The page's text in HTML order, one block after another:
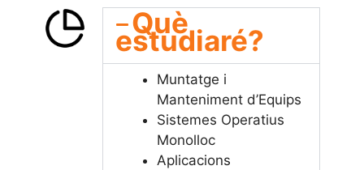
Què
estudiaré?
Muntatge i
Manteniment d’Equips
Sistemes Operatius
Monolloc
Aplicacions